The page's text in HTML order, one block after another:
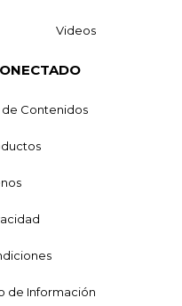
Videos
Contenidos
de Información